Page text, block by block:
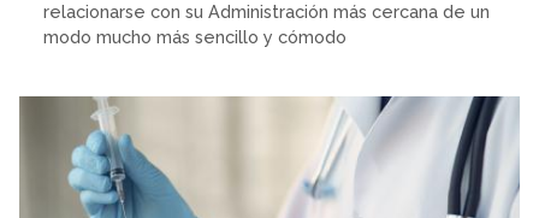
relacionarse con su Administración más cercana de un
modo mucho más sencillo y cómodo